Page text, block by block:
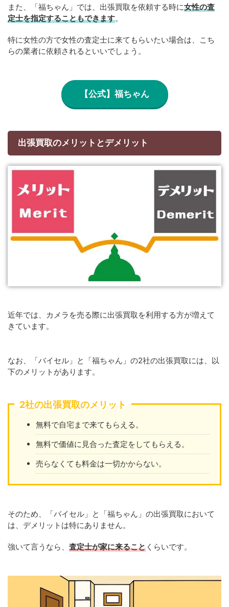
また、「福ちゃん」では、出張買取を依頼する時に女性の査
定士を指定することもできます。
特に女性の方で女性の査定士に来てもらいたい場合は、こち
らの業者に依頼されるといいでしょう。
【公式】福ちゃん
出張買取のメリットとデメリット
近年では、カメラを売る際に出張買取を利用する方が増えて
きています。
なお、「バイセル」と「福ちゃん」の2社の出張買取には、以
下のメリットがあります。
2社の出張買取のメリット
無料で自宅まで来てもらえる。
無料で価値に見合った査定をしてもらえる。
売らなくても料金は一切かからない。
そのため、「バイセル」と「福ちゃん」の出張買取において
は、デメリットは特にありません。
強いて言うなら、 査定士が家に来ること くらいです。